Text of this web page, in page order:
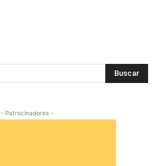
Buscar
- Patrocinadores -